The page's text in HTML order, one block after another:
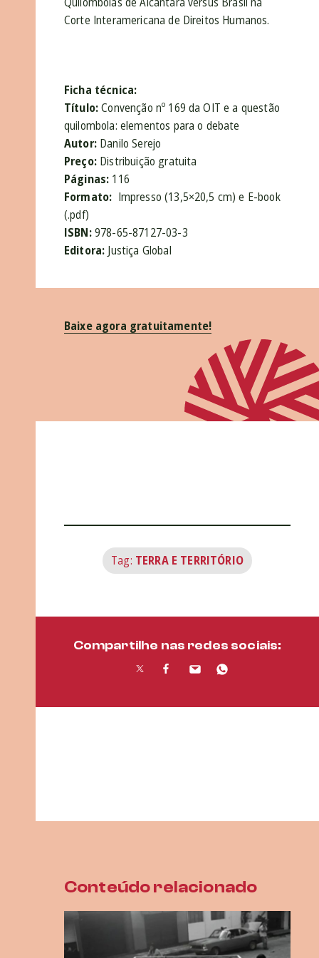
Corte Interamericana de Direitos Humanos.
Ficha técnica:
Título:Convenção nº 169 da OIT e a questão
quilombola: elementos para o debate
Autor: Danilo Serejo
Preço: Distribuição gratuita
Páginas: 116
Formato: Impresso (13,5×20,5 cm) e E-book
(.pdf)
ISBN:978-65-87127-03-3
Editora: Justiça Global
Baixe agora gratuitamente!
Tag: TERRA E TERRITÓRIO
Compartilhe nas redes sociais:
Conteúdo relacionado